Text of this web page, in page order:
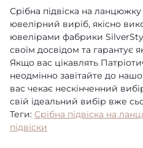
Срібна підвіска на
ювелірний виріб, якісно
ювелірами фабрики
своїм досвідом та гарантує
Якщо вас цікавлять
неодмінно завітайте до
вас чекає нескінченний
свій ідеальний вибір вже
Теги: Срібна підвіска на
підвіски